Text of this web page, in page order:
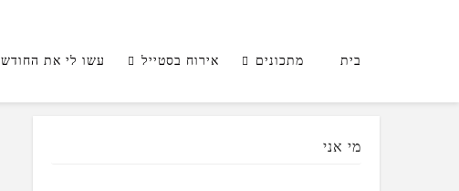
בית מתכונים אירוח בסטייל עשו לי את החודש
מי אני